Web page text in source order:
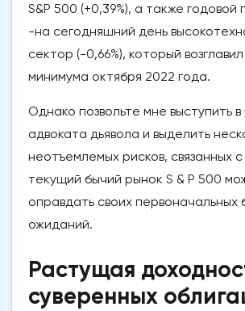
S&P 500 (+0,39%), а также годовой
-на сегодняшний день
сектор (-0,66%), который
минимума октября 2022 года.
Однако позвольте мне выступить
адвоката дьявола и выделить
неотъемлемых рисков, связанных
текущий бычий рынок S & P 500
оправдать своих первоначальных
ожиданий.
Растущая
суверенных